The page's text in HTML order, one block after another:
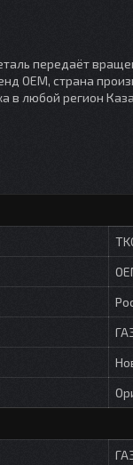
передаёт
OEM, страна
в любой регион